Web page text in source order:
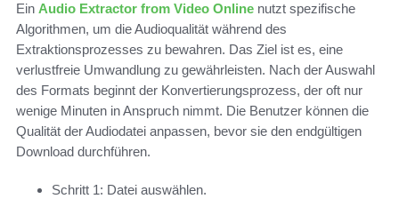
Ein Audio Extractor from Video Online nutzt spezifische
Algorithmen, um die Audioqualität während des
Extraktionsprozesses zu bewahren. Das Ziel ist es, eine
verlustfreie Umwandlung zu gewährleisten. Nach der Auswahl
des Formats beginnt der Konvertierungsprozess, der oft nur
wenige Minuten in Anspruch nimmt. Die Benutzer können die
Qualität der Audiodatei anpassen, bevor sie den endgültigen
Download durchführen.
Schritt 1: Datei auswählen.